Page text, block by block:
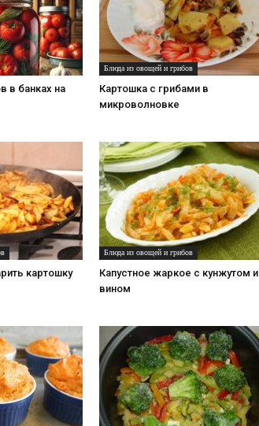
в банках на
Блюда из овощей и грибов
Картошка с грибами в
микроволновке
картошку
Блюда из овощей и грибов
Капустное жаркое с кунжутом и
вином